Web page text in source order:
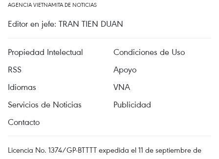
AGENCIA VIETNAMITA DE NOTICIAS
Editor en jefe: TRAN TIEN DUAN
Propiedad Intelectual
Condiciones de Uso
RSS
Apoyo
Idiomas
VNA
Servicios de Noticias
Publicidad
Contacto
Licencia No. 1374/GP-BTTTT expedida el 11 de septiembre de